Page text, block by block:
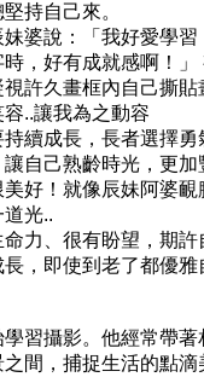
持自己來。
婆說：「我好愛學習
，好有成就感啊！
許久畫框內自己撕貼
..讓我為之動容
持續成長，長者選擇
自己熟齡時光，更加
好！就像辰妹阿婆靦
光..
命力、很有盼望，期
，即使到老了都優雅
習攝影。他經常帶著
間，捕捉生活的點